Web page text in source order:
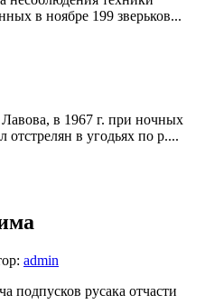
в ноябре 199 зверьков...
в 1967 г. при ночных
в угодьях по р....
admin
подпусков русака отчасти